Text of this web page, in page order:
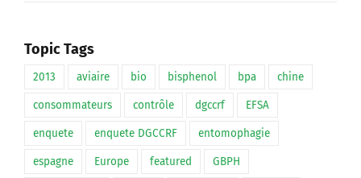
Topic Tags
2013 aviaire bio bisphenol bpa chine
consommateurs contrôle dgccrf EFSA
enquete enquete DGCCRF entomophagie
espagne Europe featured GBPH